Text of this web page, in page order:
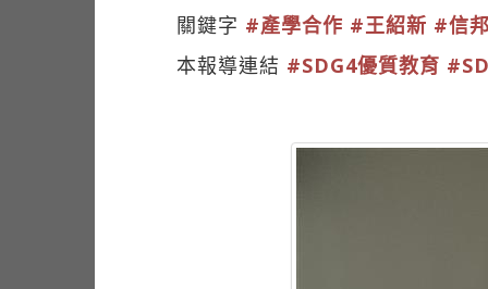
關鍵字 #產學合作 #王紹新 #信
本報導連結 #SDG4優質教育